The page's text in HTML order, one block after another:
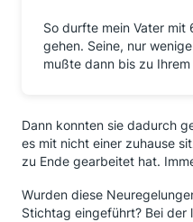
So durfte mein Vater mit
gehen. Seine, nur
mußte dann bis zu
Dann konnten sie dadurch
es mit nicht einer zuhause
zu Ende gearbeitet hat.
Wurden diese
Stichtag eingeführt? Bei der